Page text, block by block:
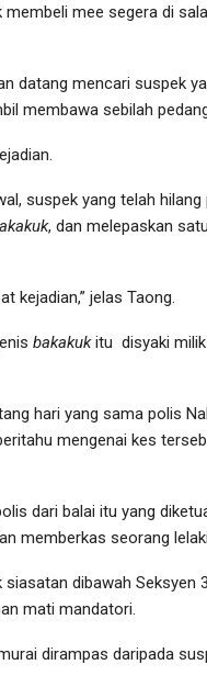
mee segera di
datang mencari suspek
membawa sebilah
suspek yang telah
, dan melepaskan
kejadian,” jelas Taong.
bakakukitu disyaki milik
hari yang sama polis
mengenai kes
dari balai itu yang
memberkas seorang
dibawah Seksyen
mati mandatori.
dirampas daripada